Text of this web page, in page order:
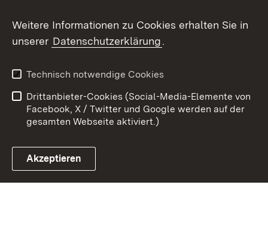
Link zum Landesportal
Kontakt
Impressum
Cookies
Weitere Informationen zu Cookies erhalten Sie in
unserer Datenschutzerklärung.
Technisch notwendige Cookies
Drittanbieter-Cookies (Social-Media-Elemente von
Facebook, X / Twitter und Google werden auf der
gesamten Webseite aktiviert.)
Akzeptieren